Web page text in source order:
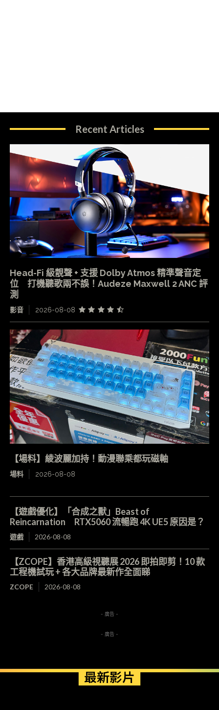
Recent Articles
Head-Fi 級靚聲 + 支援 Dolby Atmos 精準聲音定
位 打機聽歌兩不誤！Audeze Maxwell 2 ANC 評
測
影音 2026-08-08
【場料】綾波麗加持！動漫聯乘都玩磁軸
場料 2026-08-08
【遊戲優化】「合成之獸」Beast of
Reincarnation RTX5060 流暢跑 4K UE5 原因是？
遊戲 2026-08-08
【ZCOPE】香港高級視聽展 2026 即拍即剪！10 款
工程機試玩 + 各大品牌最新作全面睇
ZCOPE 2026-08-08
- 廣告 -
- 廣告 -
最新影片